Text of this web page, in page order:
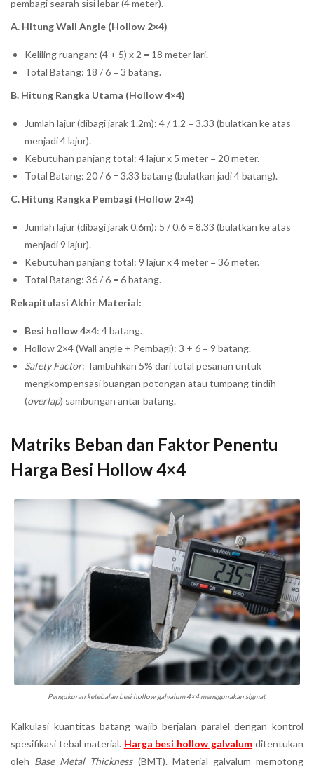
pembagi searah sisi lebar (4 meter).
A. Hitung Wall Angle (Hollow 2×4)
Keliling ruangan: (4 + 5) x 2 = 18 meter lari.
Total Batang: 18 / 6 = 3 batang.
B. Hitung Rangka Utama (Hollow 4×4)
Jumlah lajur (dibagi jarak 1.2m): 4 / 1.2 = 3.33 (bulatkan ke atas
menjadi 4 lajur).
Kebutuhan panjang total: 4 lajur x 5 meter = 20 meter.
Total Batang: 20 / 6 = 3.33 batang (bulatkan jadi 4 batang).
C. Hitung Rangka Pembagi (Hollow 2×4)
Jumlah lajur (dibagi jarak 0.6m): 5 / 0.6 = 8.33 (bulatkan ke atas
menjadi 9 lajur).
Kebutuhan panjang total: 9 lajur x 4 meter = 36 meter.
Total Batang: 36 / 6 = 6 batang.
Rekapitulasi Akhir Material:
Besi hollow 4×4: 4 batang.
Hollow 2×4 (Wall angle + Pembagi): 3 + 6 = 9 batang.
Safety Factor: Tambahkan 5% dari total pesanan untuk
mengkompensasi buangan potongan atau tumpang tindih
(overlap) sambungan antar batang.
Matriks Beban dan Faktor Penentu
Harga Besi Hollow 4×4
Pengukuran ketebalan besi hollow galvalum 4×4 menggunakan sigmat
Kalkulasi kuantitas batang wajib berjalan paralel dengan kontrol
spesifikasi tebal material. Harga besi hollow galvalum ditentukan
oleh Base Metal Thickness(BMT). Material galvalum memotong